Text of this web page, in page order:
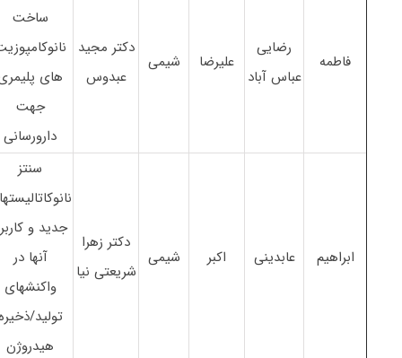
فاطمه
رضایی
عباس آباد
علیرضا شیمی
دکتر مجید
عبدوس
ساخت
های
جهت
دارورسانی
ابراهیم عابدینی اکبر شیمی
دکتر زهرا
شریعتی نیا
سنتز
جدید و
آنها در
واکنشهای
تولید/
هیدروژن